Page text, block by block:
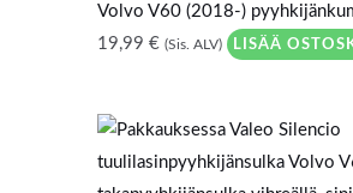
Volvo V60 (2018-)
19,99 € (Sis. ALV) LISÄÄ